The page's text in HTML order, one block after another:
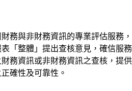
務與非財務資訊的專業評估服務，
「整體」提出查核意見，確信服務
務資訊或非財務資訊之查核，提供
確性及可靠性。